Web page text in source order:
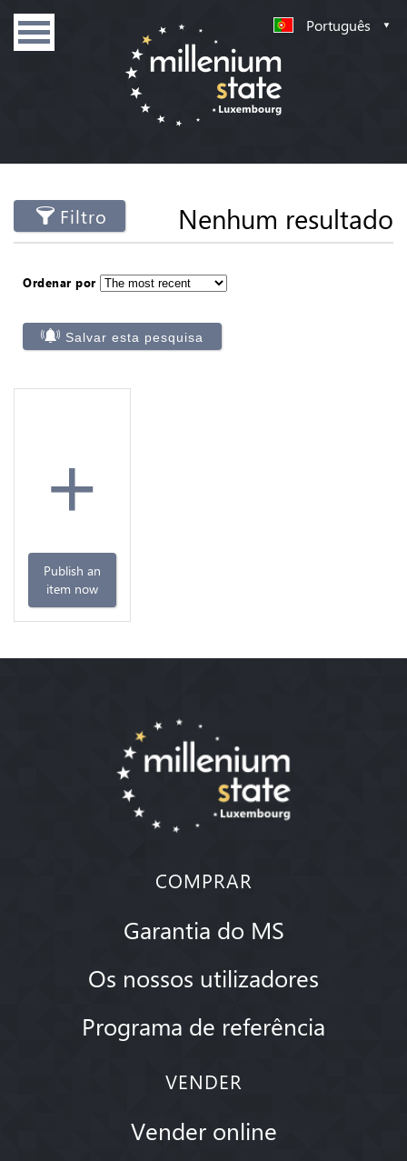
Português
Filtro Nenhum resultado
Ordenar por
Salvar esta pesquisa
+
Publish an
item now
COMPRAR
Garantia do MS
Os nossos utilizadores
Programa de referência
VENDER
Vender online